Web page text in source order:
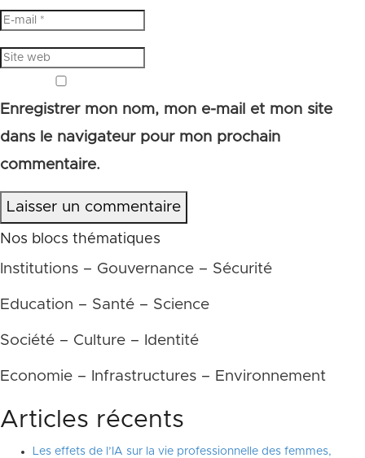
Enregistrer mon nom, mon e-mail et mon site
dans le navigateur pour mon prochain
commentaire.
Laisser un commentaire
Nos blocs thématiques
Institutions – Gouvernance – Sécurité
Education – Santé – Science
Société – Culture – Identité
Economie – Infrastructures – Environnement
Articles récents
Les effets de l’IA sur la vie professionnelle des femmes,